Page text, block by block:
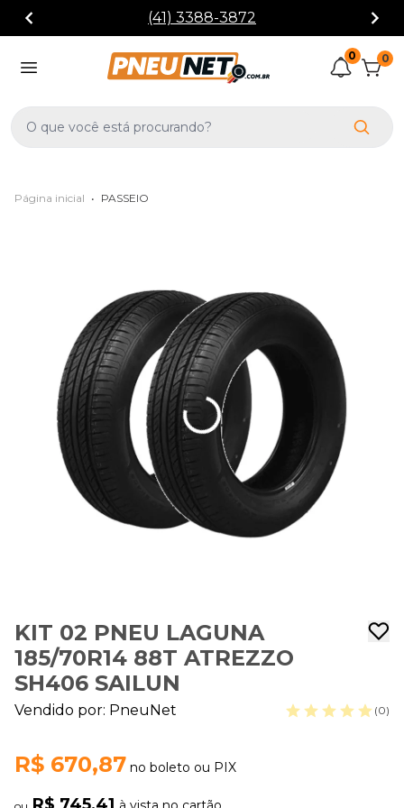
(41) 3388-3872
0 0
Página inicial • PASSEIO
KIT 02 PNEU LAGUNA
185/70R14 88T ATREZZO
SH406 SAILUN
Vendido por: PneuNet (0)
R$ 670,87 no boleto ou PIX